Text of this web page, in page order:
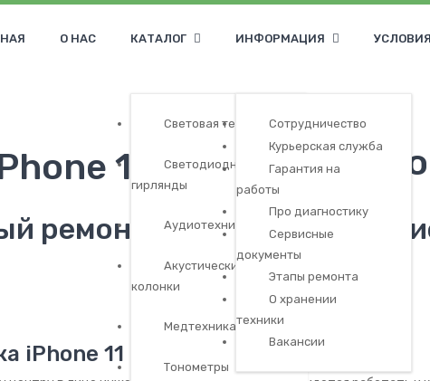
О НАС КАТАЛОГ
Световая техника
Светодиодные
гирлянды
Аудиотехника
Акустические
колонки
Медтехника
Тонометры
ИНФОРМАЦИЯ
Сотрудничество
Курьерская служба
Гарантия на
работы
Про диагностику
Сервисные
документы
Этапы ремонта
О хранении
техники
Вакансии
УСЛОВИЯ
11 в Москве
ремонт iPhone 11 с
iPhone 11 бесплатна?